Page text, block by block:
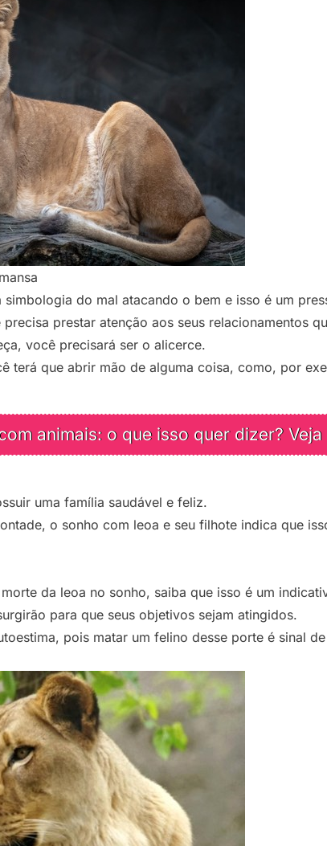
do mal atacando o bem e isso é um
prestar atenção aos seus relacionamentos
você precisará ser o alicerce.
terá que abrir mão de alguma coisa, como, por
animais: o que isso quer dizer? Veja
uma família saudável e feliz.
o sonho com leoa e seu filhote indica que
da leoa no sonho, saiba que isso é um
para que seus objetivos sejam atingidos.
pois matar um felino desse porte é sinal